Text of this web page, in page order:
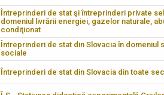
Întreprinderi de stat şi întreprinderi private
domeniul livrării energiei, gazelor naturale,
condiţionat
Întreprinderi de stat din Slovacia în domeniul
sociale
Întreprinderi de stat din Slovacia din toate